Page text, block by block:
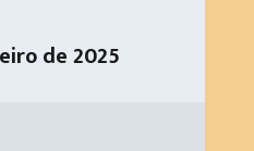
de 2025